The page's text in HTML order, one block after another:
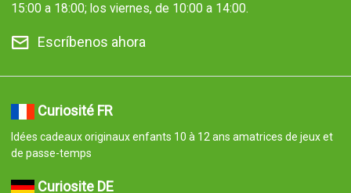
15:00 a 18:00; los viernes, de 10:00 a 14:00.
Escríbenos ahora
Curiosité FR
Idées cadeaux originaux enfants 10 à 12 ans amatrices de jeux et
de passe-temps
Curiosite DE